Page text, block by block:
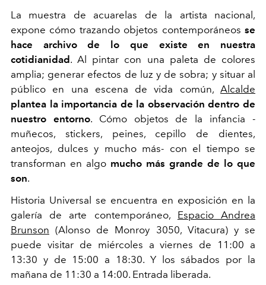
La muestra de acuarelas de la artista nacional,
expone cómo trazando objetos contemporáneos se
hace archivo de lo que existe en nuestra
cotidianidad. Al pintar con una paleta de colores
amplia; generar efectos de luz y de sobra; y situar al
público en una escena de vida común, Alcalde
plantea la importancia de la observación dentro de
nuestro entorno. Cómo objetos de la infancia -
muñecos, stickers, peines, cepillo de dientes,
anteojos, dulces y mucho más- con el tiempo se
transforman en algo mucho más grande de lo que
son.
Historia Universal se encuentra en exposición en la
galería de arte contemporáneo, Espacio Andrea
Brunson (Alonso de Monroy 3050, Vitacura) y se
puede visitar de miércoles a viernes de 11:00 a
13:30 y de 15:00 a 18:30. Y los sábados por la
mañana de 11:30 a 14:00. Entrada liberada.